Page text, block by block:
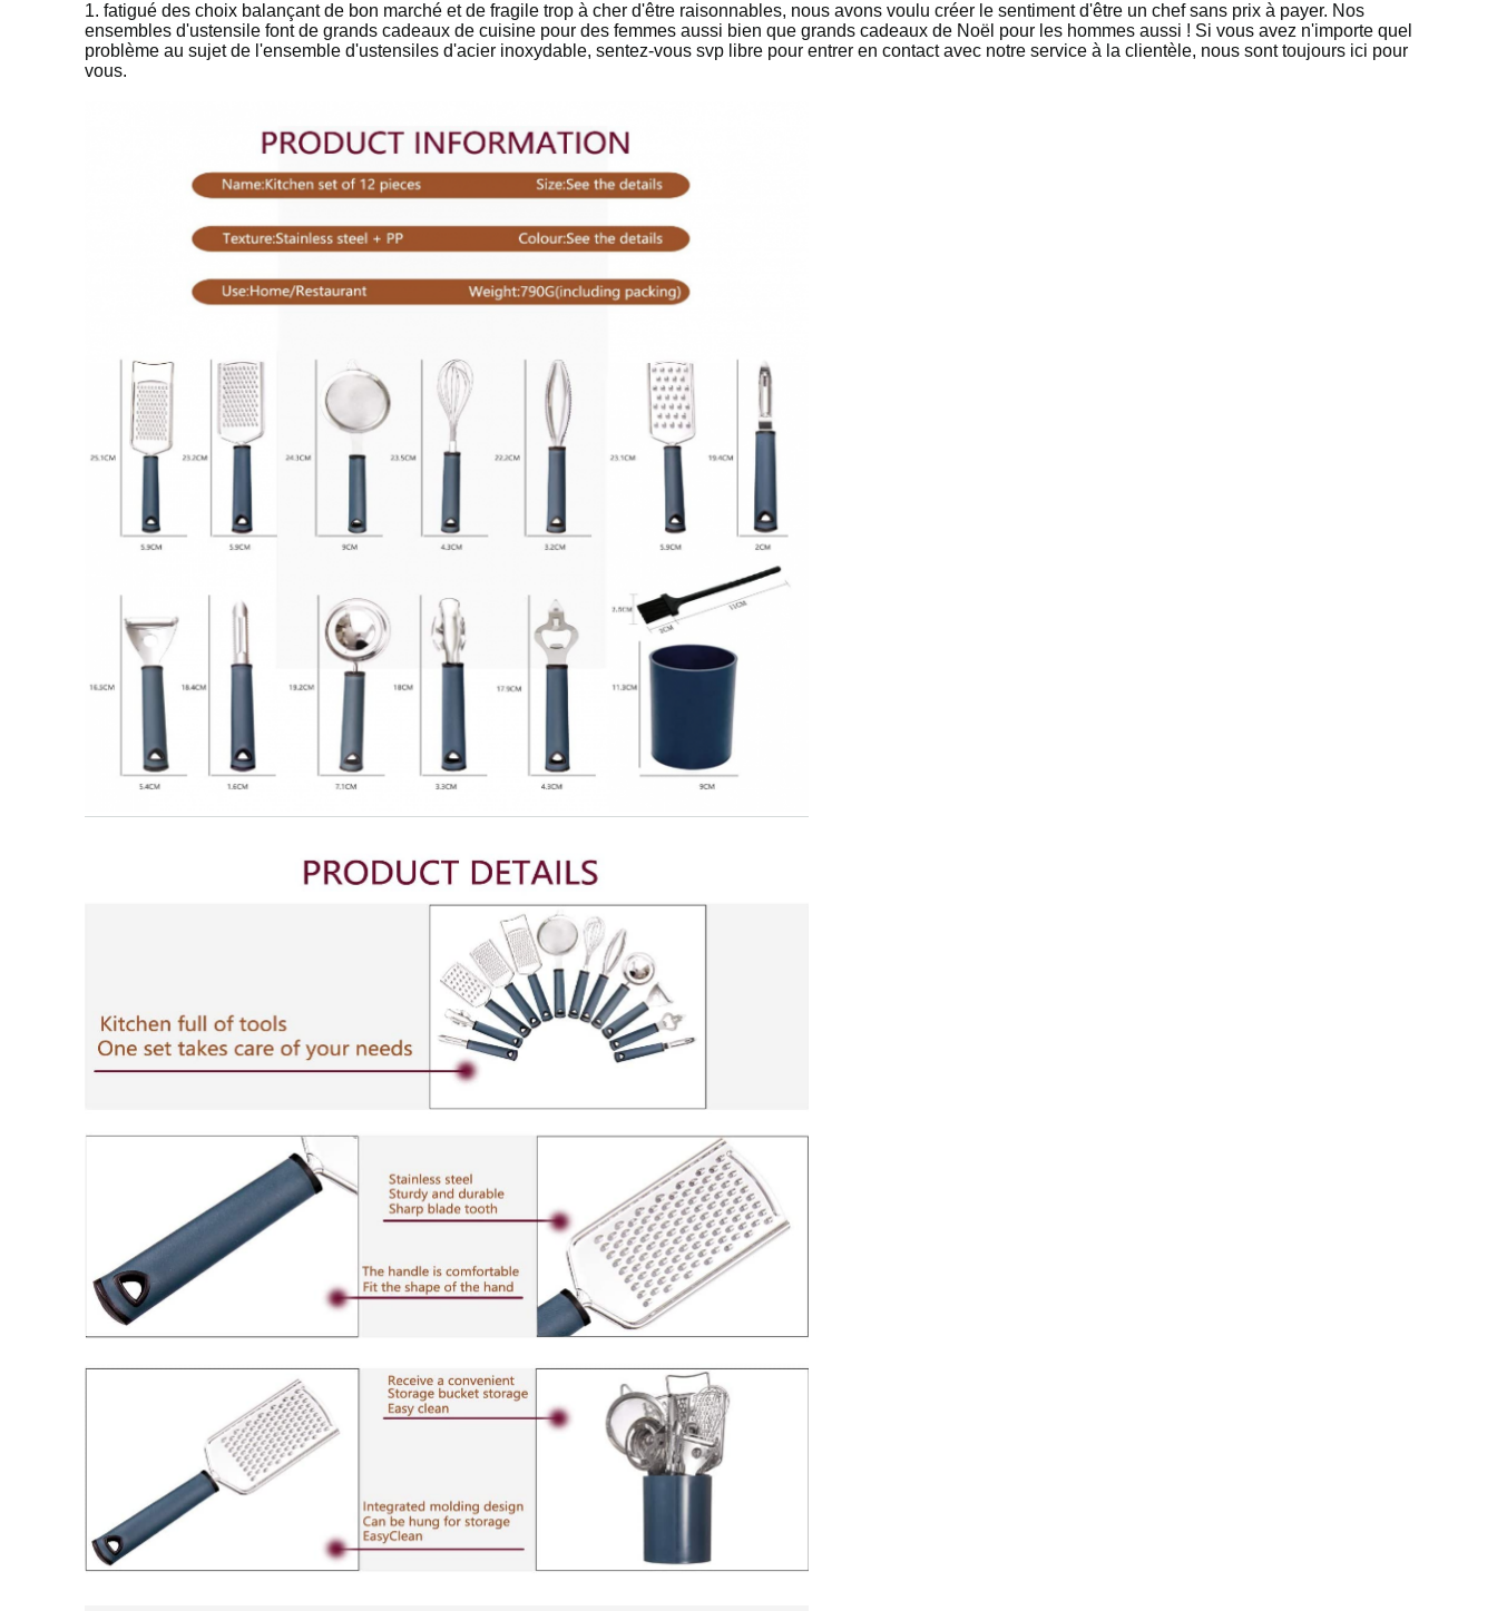
1. fatigué des choix balançant de bon marché et de fragile trop à cher d'être raisonnables, nous avons voulu créer le sentiment d'être un chef sans prix à payer. Nos
ensembles d'ustensile font de grands cadeaux de cuisine pour des femmes aussi bien que grands cadeaux de Noël pour les hommes aussi ! Si vous avez n'importe quel
problème au sujet de l'ensemble d'ustensiles d'acier inoxydable, sentez-vous svp libre pour entrer en contact avec notre service à la clientèle, nous sont toujours ici pour
vous.